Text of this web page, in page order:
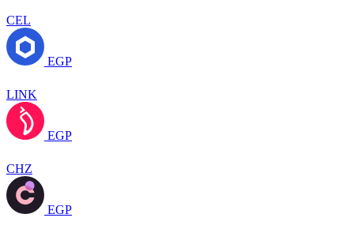
CEL
EGP
LINK
EGP
CHZ
EGP